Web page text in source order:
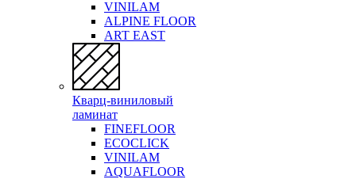
VINILAM
ALPINE FLOOR
ART EAST
Кварц-виниловый
ламинат
FINEFLOOR
ECOCLICK
VINILAM
AQUAFLOOR